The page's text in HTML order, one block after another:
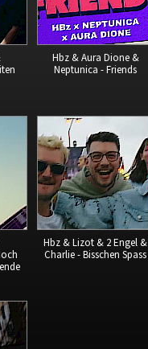
Hbz & Aura Dione &
Neptunica - Friends
Hbz & Lizot & 2 Engel &
Charlie - Bisschen Spass